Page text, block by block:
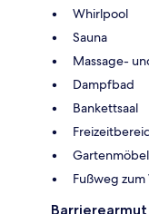
Whirlpool
Sauna
Massage-
Dampfbad
Bankettsaal
Gartenmöbel
Fußweg zum
Barrierearmut